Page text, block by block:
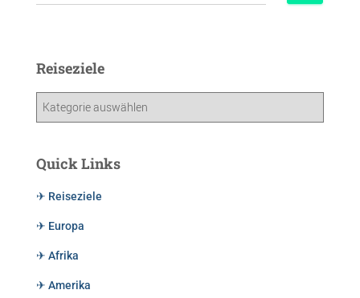
Reiseziele
Quick Links
✈ Reiseziele
✈ Europa
✈ Afrika
✈ Amerika